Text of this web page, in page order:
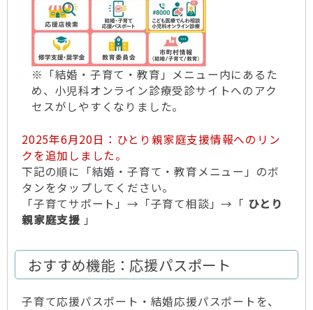
※「結婚・子育て・教育」メニュー内にあるた
め、小児科オンライン診療受診サイトへのアク
セスがしやすくなりました。
2025年6月20日：ひとり親家庭支援情報へのリン
クを追加しました。
下記の順に「結婚・子育て・教育メニュー」のボ
タンをタップしてください。
「子育てサポート」→「子育て相談」→「 ひとり
親家庭支援 」
おすすめ機能：応援パスポート
子育て応援パスポート・結婚応援パスポートを、